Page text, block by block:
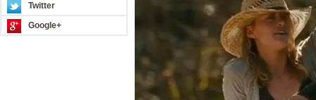
Twitter
Google+